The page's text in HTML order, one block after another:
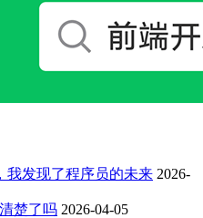
我发现了程序员的未来 2026-
楚了吗 2026-04-05